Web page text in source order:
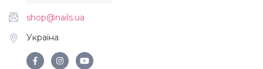
shop@nails.ua
Україна